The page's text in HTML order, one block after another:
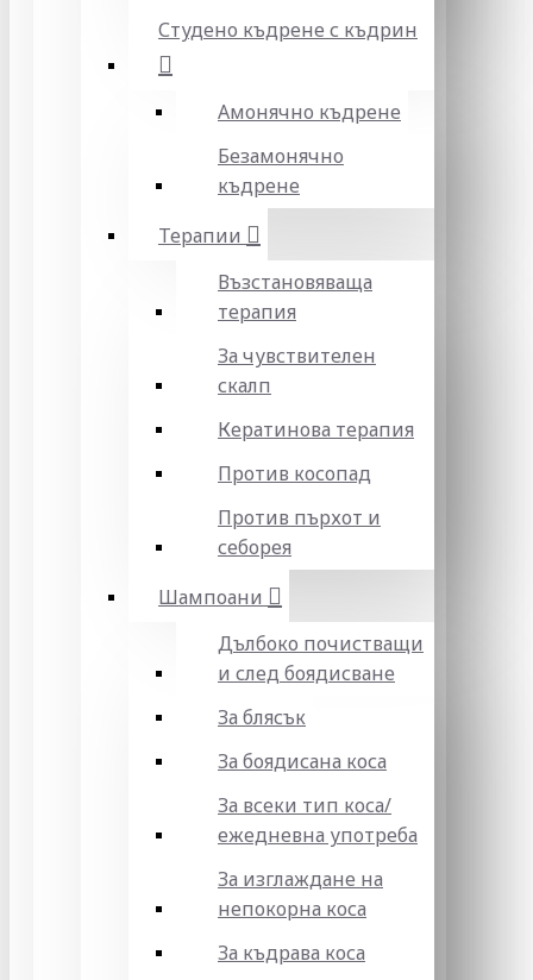
Студено къдрене с къдрин
Амонячно къдрене
Безамонячно
къдрене
Терапии
Възстановяваща
терапия
За чувствителен
скалп
Кератинова терапия
Против косопад
Против пърхот и
себорея
Шампоани
Дълбоко почистващи
и след боядисване
За блясък
За боядисана коса
За всеки тип коса/
ежедневна употреба
За изглаждане на
непокорна коса
За къдрава коса